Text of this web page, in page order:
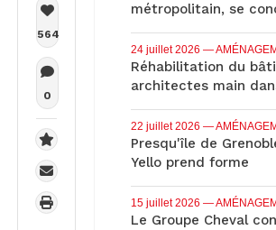
564
0
métropolitain, se
24 juillet 2026 —
Réhabilitation du
architectes main
22 juillet 2026 —
Presqu'île de
Yello prend forme
15 juillet 2026 —
Le Groupe Cheval